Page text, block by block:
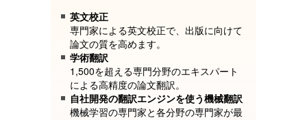
英文校正
専門家による英文校正で、出版に向けて
論文の質を高めます。
学術翻訳
1,500を超える専門分野のエキスパート
による高精度の論文翻訳。
自社開発の翻訳エンジンを使う機械翻訳
機械学習の専門家と各分野の専門家が最